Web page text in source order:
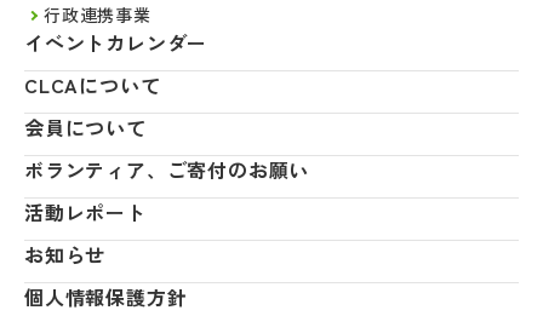
行政連携事業
イベントカレンダー
CLCAについて
会員について
ボランティア、ご寄付のお願い
活動レポート
お知らせ
個人情報保護方針